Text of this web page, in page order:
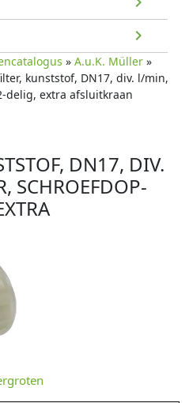
chevron_right
» A.u.K. Müller »
kunststof, DN17, div. l/min,
delig, extra afsluitkraan
DN17, DIV.
SCHROEFDOP-